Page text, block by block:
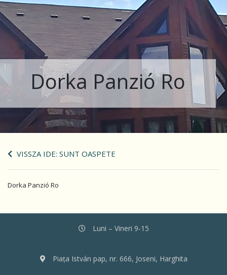
Dorka Panzió Ro
VISSZA IDE: SUNT OASPETE
Dorka Panzió Ro
Luni – Vineri 9-15
Piața István pap, nr. 666, Joseni, Harghita